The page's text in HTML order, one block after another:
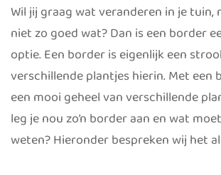
Wil jij graag wat veranderen in je tuin,
niet zo goed wat? Dan is een border
optie. Een border is eigenlijk een
verschillende plantjes hierin. Met een
een mooi geheel van verschillende
leg je nou zo’n border aan en wat
weten? Hieronder bespreken wij het